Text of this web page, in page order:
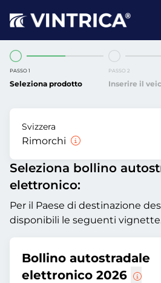
PASSO 1
Seleziona prodotto
PASSO 2
Inserire il
Svizzera
Rimorchi
Seleziona bollino
elettronico:
Per il Paese di destinazione
disponibili le seguenti
Bollino autostradale
elettronico 2026